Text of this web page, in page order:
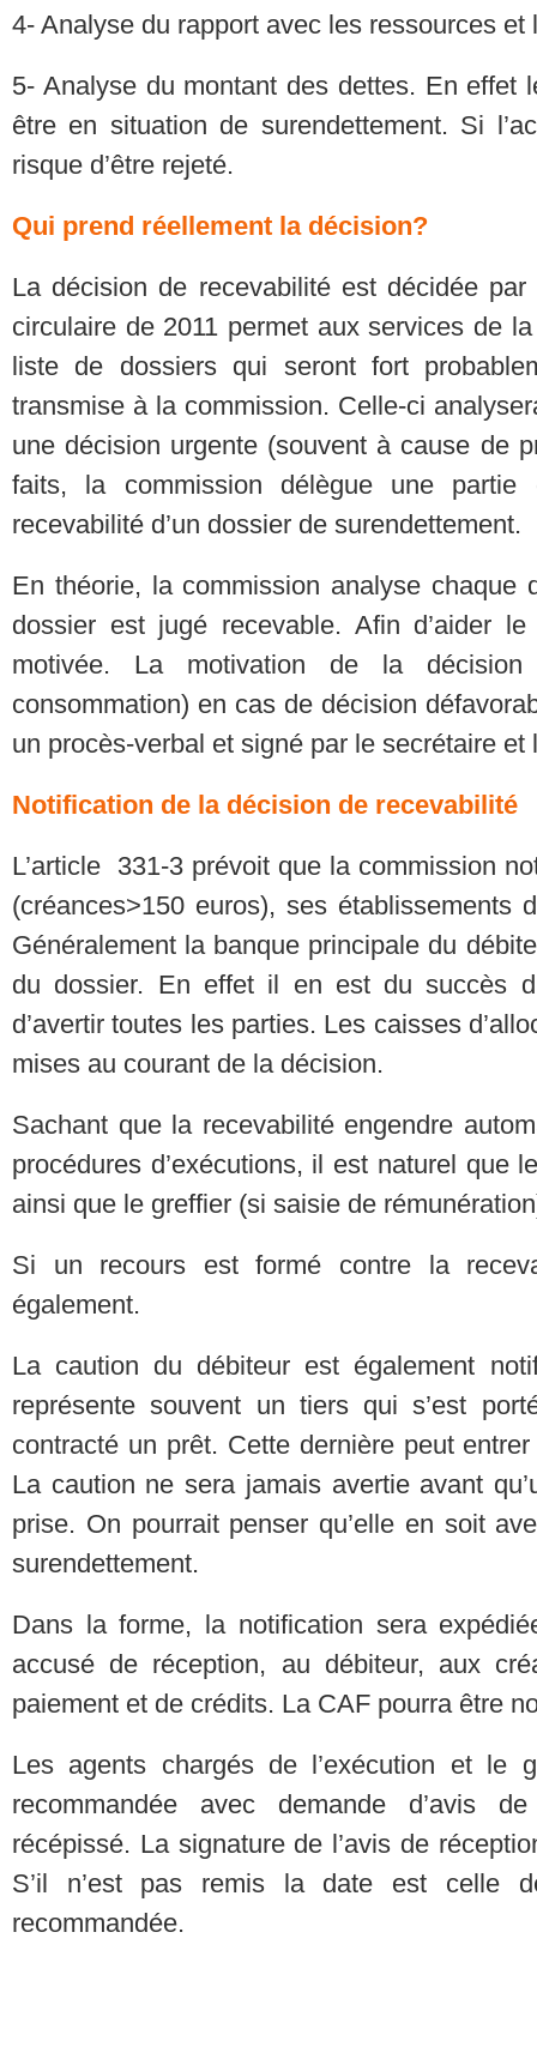
4- Analyse du rapport avec les ressources et
5- Analyse du montant des dettes. En effet
être en situation de surendettement. Si
risque d’être rejeté.
Qui prend réellement la décision?
La décision de recevabilité est décidée
circulaire de 2011 permet aux services de
liste de dossiers qui seront fort
transmise à la commission. Celle-ci
une décision urgente (souvent à cause de
faits, la commission délègue une
recevabilité d’un dossier de surendettement.
En théorie, la commission analyse chaque
dossier est jugé recevable. Afin d’aider
motivée. La motivation de la
consommation) en cas de décision
un procès-verbal et signé par le secrétaire et
Notification de la décision de recevabilité
L’article 331-3 prévoit que la commission
(créances>150 euros), ses établissements
Généralement la banque principale du
du dossier. En effet il en est du succès
d’avertir toutes les parties. Les caisses
mises au courant de la décision.
Sachant que la recevabilité engendre
procédures d’exécutions, il est naturel que
ainsi que le greffier (si saisie de
Si un recours est formé contre la
également.
La caution du débiteur est également
représente souvent un tiers qui s’est
contracté un prêt. Cette dernière peut
La caution ne sera jamais avertie avant
prise. On pourrait penser qu’elle en soit
surendettement.
Dans la forme, la notification sera
accusé de réception, au débiteur, aux
paiement et de crédits. La CAF pourra être
Les agents chargés de l’exécution et le
recommandée avec demande d’avis
récépissé. La signature de l’avis de
S’il n’est pas remis la date est celle
recommandée.